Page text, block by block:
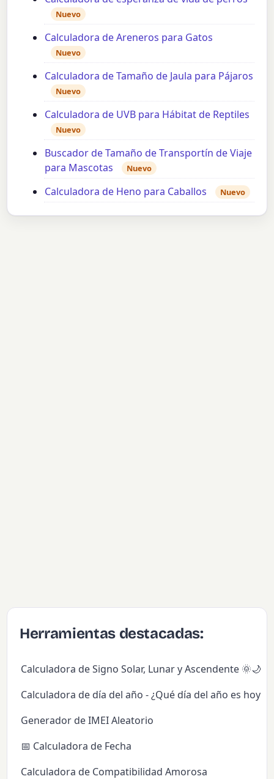
Nuevo
Calculadora de Areneros para Gatos
Nuevo
Calculadora de Tamaño de Jaula para Pájaros
Nuevo
Calculadora de UVB para Hábitat de Reptiles
Nuevo
Buscador de Tamaño de Transportín de Viaje
para Mascotas
Nuevo
Calculadora de Heno para Caballos Nuevo
Herramientas destacadas:
Calculadora de Signo Solar, Lunar y Ascendente 🌞🌙✨
Calculadora de día del año - ¿Qué día del año es hoy?
Generador de IMEI Aleatorio
📅 Calculadora de Fecha
Calculadora de Compatibilidad Amorosa